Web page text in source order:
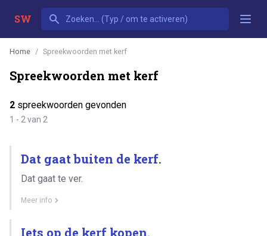
SW
Home Spreekwoorden met kerf
Spreekwoorden met kerf
2 spreekwoorden gevonden
1 - 2 van 2
Dat gaat buiten de kerf.
Dat gaat te ver.
Meer info
Iets op de kerf kopen.